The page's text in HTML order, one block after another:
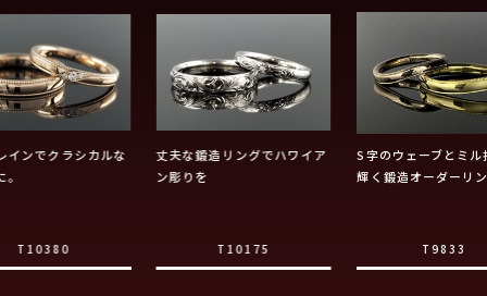
インでクラシカルな
T10380
丈夫な鍛造リングでハワイア
ン彫りを
T10175
S字のウェーブとミル
輝く鍛造オーダーリ
T9833